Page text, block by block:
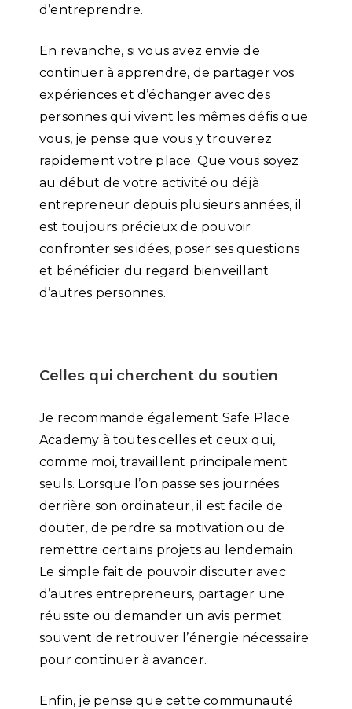
d’entreprendre.
En revanche, si vous avez envie de
continuer à apprendre, de partager vos
expériences et d’échanger avec des
personnes qui vivent les mêmes défis que
vous, je pense que vous y trouverez
rapidement votre place. Que vous soyez
au début de votre activité ou déjà
entrepreneur depuis plusieurs années, il
est toujours précieux de pouvoir
confronter ses idées, poser ses questions
et bénéficier du regard bienveillant
d’autres personnes.
Celles qui cherchent du soutien
Je recommande également Safe Place
Academy à toutes celles et ceux qui,
comme moi, travaillent principalement
seuls. Lorsque l’on passe ses journées
derrière son ordinateur, il est facile de
douter, de perdre sa motivation ou de
remettre certains projets au lendemain.
Le simple fait de pouvoir discuter avec
d’autres entrepreneurs, partager une
réussite ou demander un avis permet
souvent de retrouver l’énergie nécessaire
pour continuer à avancer.
Enfin, je pense que cette communauté